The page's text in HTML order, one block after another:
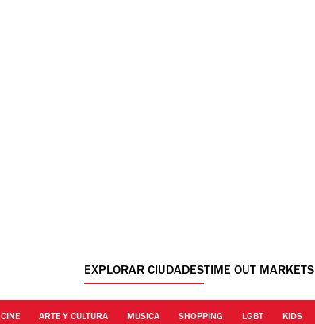
EXPLORAR CIUDADESTIME OUT MARKETS
CINE ARTE Y CULTURA MUSICA SHOPPING LGBT KIDS